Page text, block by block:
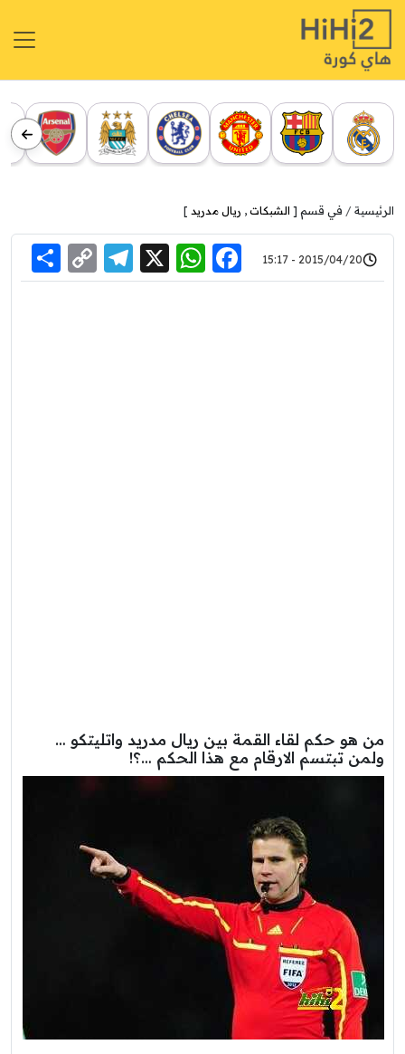
الرئيسية في قسم [ الشبكات , ريال مدريد ]
2015/04/20 - 15:17
Facebook
WhatsApp
X
Link
من هو حكم لقاء القمة بين ريال مدريد واتليتكو …
ولمن تبتسم الارقام مع هذا الحكم …؟!